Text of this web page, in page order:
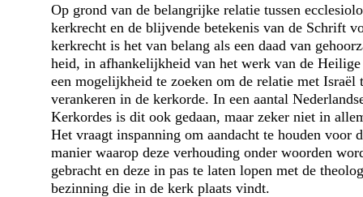
Op grond van de belangrijke relatie tussen
kerkrecht en de blijvende betekenis van de Schrift
kerkrecht is het van belang als een daad van
heid, in afhankelijkheid van het werk van de Heilige
een mogelijkheid te zoeken om de relatie met Israël
verankeren in de kerk­orde. In een aantal
Kerkordes is dit ook gedaan, maar zeker niet in
Het vraagt inspanning om aandacht te houden voor
manier waarop deze verhouding onder woorden
gebracht en deze in pas te laten lopen met de
bezinning die in de kerk plaats vindt.